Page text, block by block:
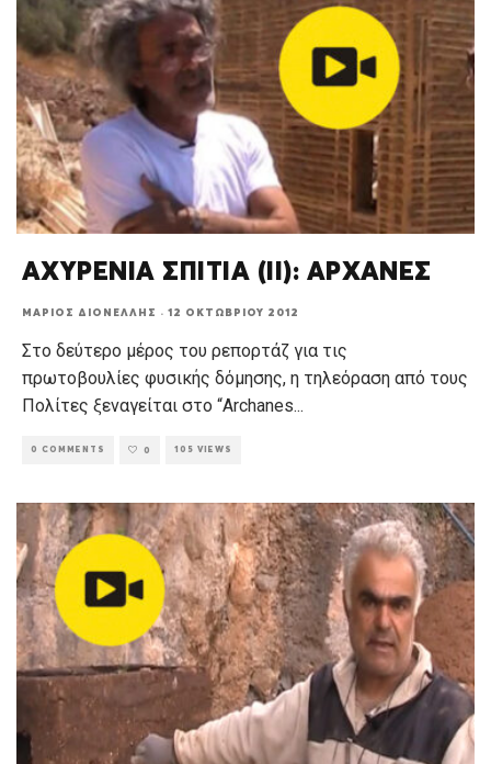
ΑΧΥΡΕΝΙΑ ΣΠΙΤΙΑ (ΙΙ): ΑΡΧΑΝΕΣ
ΜΆΡΙΟΣ ΔΙΟΝΈΛΛΗΣ · 12 ΟΚΤΩΒΡΊΟΥ 2012
Στο δεύτερο μέρος του ρεπορτάζ για τις
πρωτοβουλίες φυσικής δόμησης, η τηλεόραση από τους
Πολίτες ξεναγείται στο “Archanes...
0 COMMENTS 0 105 VIEWS